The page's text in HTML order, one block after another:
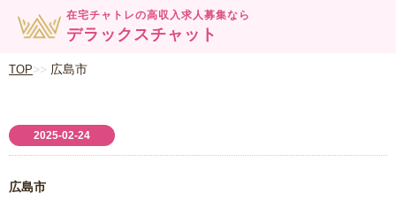
在宅チャトレの高収入求人募集なら
デラックスチャット
TOP 広島市
2025-02-24
広島市